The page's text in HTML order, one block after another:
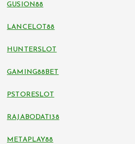
GUSION88
LANCELOT88
HUNTERSLOT
GAMING88BET
PSTORESLOT
RAJABODAT138
METAPLAY88